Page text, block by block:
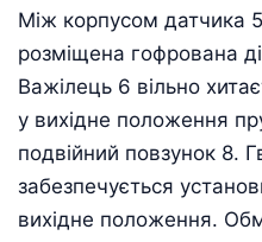
Між корпусом датчика
розміщена гофрована
Важілець 6 вільно
у вихідне положення
подвійний повзунок 8.
забезпечується
вихідне положення.